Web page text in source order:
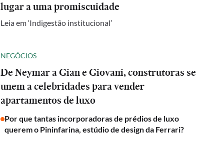
lugar a uma promiscuidade
Leia em ‘Indigestão institucional’
NEGÓCIOS
De Neymar a Gian e Giovani, construtoras se
unem a celebridades para vender
apartamentos de luxo
Por que tantas incorporadoras de prédios de luxo
querem o Pininfarina, estúdio de design da Ferrari?